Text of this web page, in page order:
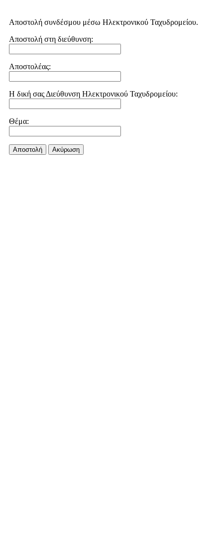
Αποστολή συνδέσμου μέσω Ηλεκτρονικού Ταχυδρομείου.
Αποστολή στη διεύθυνση:
Αποστολέας:
Η δική σας Διεύθυνση Ηλεκτρονικού Ταχυδρομείου:
Θέμα:
Αποστολή Aκύρωση